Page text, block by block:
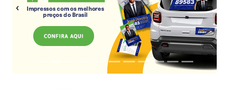
Previous Next